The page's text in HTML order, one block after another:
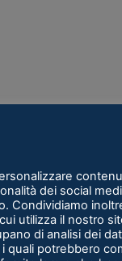
dei social
Condividiamo
utilizza il nostro
di analisi dei
quali potrebbero